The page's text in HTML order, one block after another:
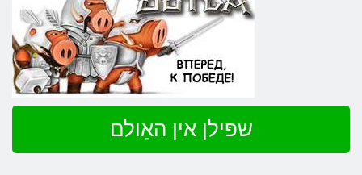
שפּילן אין האַולם